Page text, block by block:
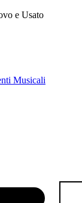
e Usato